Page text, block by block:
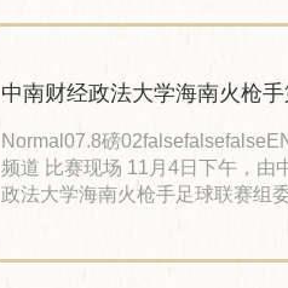
中南财经政法大学海南火枪
Normal07.8磅
频道 比赛现场 11月4日下午，由中南财经政法大学海南校友会和中南财经
政法大学海南火枪手足球联赛组